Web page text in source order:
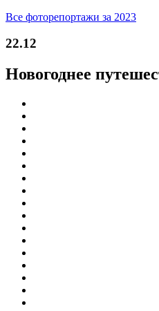
Все фоторепортажи за 2023
22.12
Новогоднее